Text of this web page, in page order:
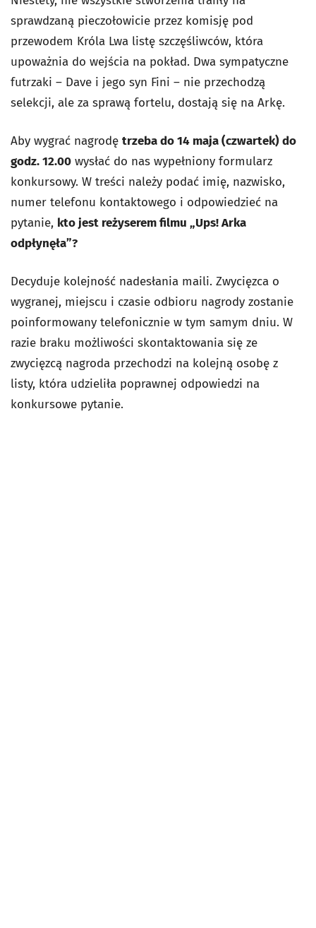
sprawdzaną pieczołowicie przez komisję pod
przewodem Króla Lwa listę szczęśliwców, która
upoważnia do wejścia na pokład. Dwa sympatyczne
futrzaki – Dave i jego syn Fini – nie przechodzą
selekcji, ale za sprawą fortelu, dostają się na Arkę.
Aby wygrać nagrodę trzeba do 14 maja (czwartek) do
godz. 12.00 wysłać do nas wypełniony formularz
konkursowy. W treści należy podać imię, nazwisko,
numer telefonu kontaktowego i odpowiedzieć na
pytanie, kto jest reżyserem filmu „Ups! Arka
odpłynęła”?
Decyduje kolejność nadesłania maili. Zwycięzca o
wygranej, miejscu i czasie odbioru nagrody zostanie
poinformowany telefonicznie w tym samym dniu. W
razie braku możliwości skontaktowania się ze
zwycięzcą nagroda przechodzi na kolejną osobę z
listy, która udzieliła poprawnej odpowiedzi na
konkursowe pytanie.